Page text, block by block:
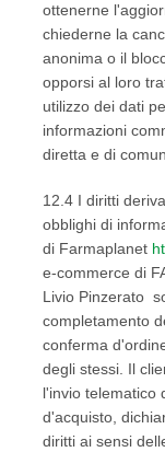
ottenerne
chiederne la
anonima o il
opporsi al loro
utilizzo dei dati
informazioni
diretta e di
12.4 I diritti
obblighi di
di Farmaplanet
e-commerce di
Livio Pinzerato
completamento
conferma
degli stessi. Il
l'invio telematico
d'acquisto,
diritti ai sensi